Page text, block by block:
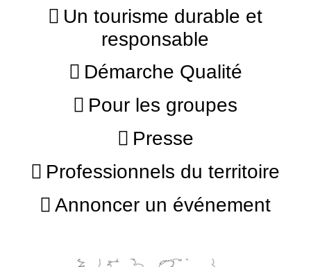
Un tourisme durable et
responsable
Démarche Qualité
Pour les groupes
Presse
Professionnels du territoire
Annoncer un événement